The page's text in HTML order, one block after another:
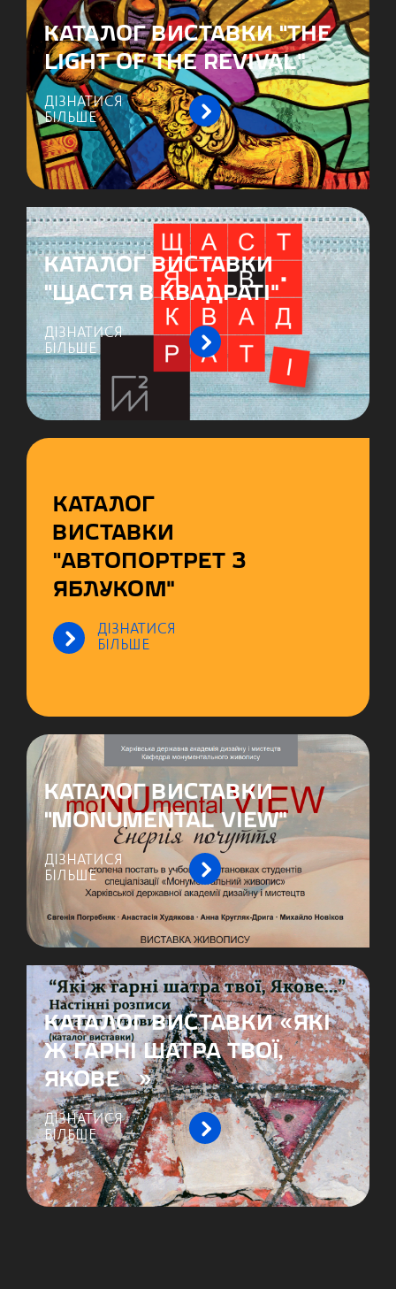
КАТАЛОГ ВИСТАВКИ “THE
LIGHT OF THE REVIVAL”
ДІЗНАТИСЯ
БІЛЬШЕ
КАТАЛОГ ВИСТАВКИ
“ЩАСТЯ В КВАДРАТІ”
ДІЗНАТИСЯ
БІЛЬШЕ
КАТАЛОГ
ВИСТАВКИ
“АВТОПОРТРЕТ З
ЯБЛУКОМ”
ДІЗНАТИСЯ
БІЛЬШЕ
КАТАЛОГ ВИСТАВКИ
“MONUMENTAL VIEW”
ДІЗНАТИСЯ
БІЛЬШЕ
КАТАЛОГ ВИСТАВКИ «ЯКІ
Ж ГАРНІ ШАТРА ТВОЇ,
ЯКОВЕ…»
ДІЗНАТИСЯ
БІЛЬШЕ